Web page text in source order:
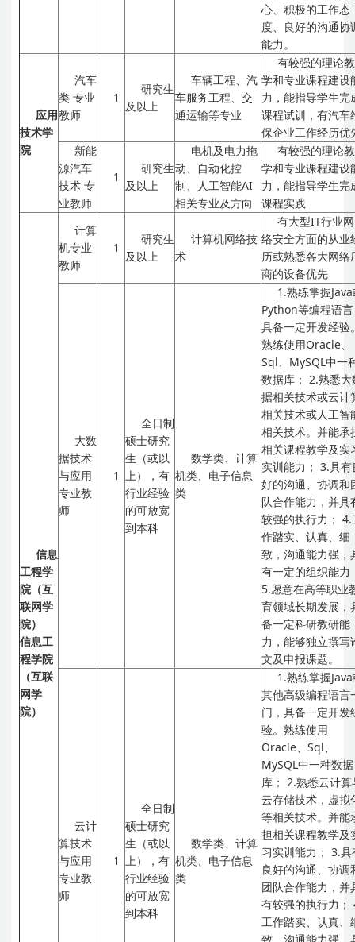
心、积极的工作态
度、良好的沟通协
能力。
应用
技术学
院
汽车
类 专业
教师
1
研究生
及以上
车辆工程、汽
车服务工程、交
通运输等专业
有较强的理论教
学和专业课程建设
力，能指导学生完
课程试训，有汽车
保企业工作经历优
新能
源汽车
技术 专
业教师
1
研究生
及以上
电机及电力拖
动、自动化控
制、人工智能AI
相关专业及方向
有较强的理论教
学和专业课程建设
力，能指导学生完
课程实践
信息
工程学
院（互
联网学
院）
信息工
程学院
（互联
网学
院）
计算
机专业
教师
1
研究生
及以上
计算机网络技
术
有大型IT行业网
络安全方面的从业
历或熟悉各大网络
商的设备优先
大数
据技术
与应用
专业教
师
1
全日制
硕士研究
生（或以
上），有
行业经验
的可放宽
到本科
数学类、计算
机类、电子信息
类
1.熟练掌握
Python等编程语
具备一定开发经验
熟练使用Oracle、
Sql、MySQL中一
数据库； 2.熟悉大
据相关技术或云计
相关技术或人工智
相关技术。并能承
相关课程教学及实
实训能力； 3.具有
好的沟通、协调和
队合作能力，并具
较强的执行力； 4.
作踏实、认真、细
致，沟通能力强，
有一定的组织能力
5.愿意在高等职业
育领域长期发展，
备一定科研教研能
力，能够独立撰写
文及申报课题。
云计
算技术
与应用
专业教
师
1
全日制
硕士研究
生（或以
上），有
行业经验
的可放宽
到本科
数学类、计算
机类、电子信息
类
1.熟练掌握
其他高级编程语言
门，具备一定开发
验。熟练使用
Oracle、Sql、
MySQL中一种数据
库； 2.熟悉云计算
云存储技术，虚拟
等相关技术。并能
担相关课程教学及
习实训能力； 3.具
良好的沟通、协调
团队合作能力，并
有较强的执行力；
工作踏实、认真、
致，沟通能力强，